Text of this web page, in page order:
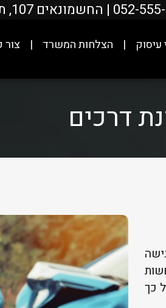
052- | החשמונאים 107, תל אביב-יפו.
עיסוק הצלחות המשרד
דרכים
כך